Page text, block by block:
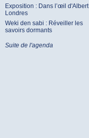
Exposition : Dans l’œil d'Albert
Londres
Weki den sabi : Réveiller les
savoirs dormants
Suite de l'agenda